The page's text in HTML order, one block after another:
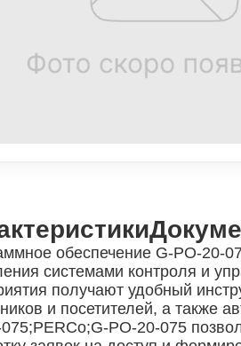
обеспечение G-PO-20-
системами контроля и
получают удобный
и посетителей, а также
PO-20-075